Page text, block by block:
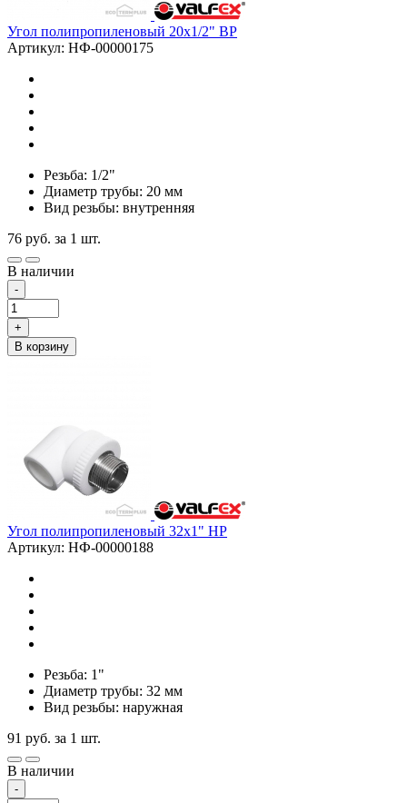
Угол полипропиленовый 20х1/2" ВР
Артикул: НФ-00000175
Резьба: 1/2"
Диаметр трубы: 20 мм
Вид резьбы: внутренняя
76 руб. за 1 шт.
В наличии
-
+
В корзину
Угол полипропиленовый 32х1" НР
Артикул: НФ-00000188
Резьба: 1"
Диаметр трубы: 32 мм
Вид резьбы: наружная
91 руб. за 1 шт.
В наличии
-